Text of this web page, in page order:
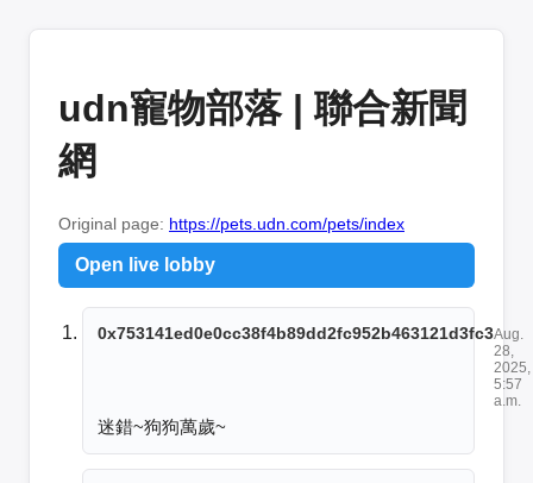
udn寵物部落 | 聯合新聞
網
Original page: https://pets.udn.com/pets/index
Open live lobby
0x753141ed0e0cc38f4b89dd2fc952b463121d3fc3Aug.
28,
2025,
5:57
a.m.
迷錯~狗狗萬歲~